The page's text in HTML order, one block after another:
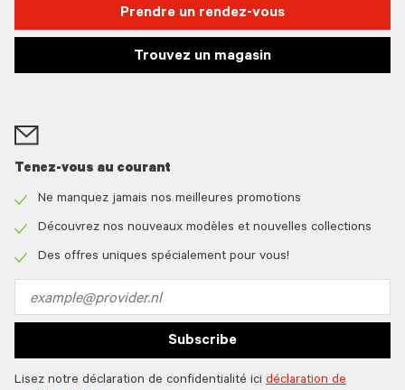
Prendre un rendez-vous
Trouvez un magasin
Tenez-vous au courant
icon
Ne manquez jamais nos meilleures promotions
icon
Découvrez nos nouveaux modèles et nouvelles collections
Des offres uniques spécialement pour vous!
address
Subscribe
Lisez notre déclaration de confidentialité ici déclaration de